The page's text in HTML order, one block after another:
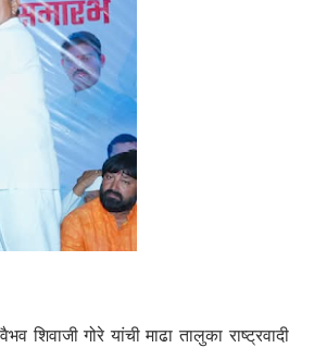
गोरे यांची माढा तालुका राष्ट्रवादी